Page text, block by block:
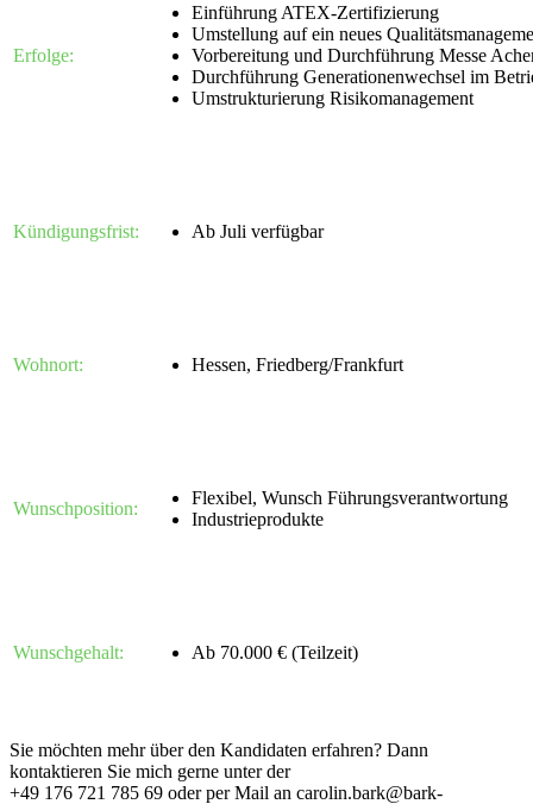
Erfolge:
Einführung ATEX-Zertifizierung
Umstellung auf ein neues
Vorbereitung und Durchführung Messe
Durchführung Generationenwechsel im
Umstrukturierung Risikomanagement
Kündigungsfrist: Ab Juli verfügbar
Wohnort: Hessen, Friedberg/Frankfurt
Wunschposition:
Flexibel, Wunsch Führungsverantwortung
Industrieprodukte
Wunschgehalt: Ab 70.000 € (Teilzeit)
Sie möchten mehr über den Kandidaten erfahren? Dann
kontaktieren Sie mich gerne unter der
+49 176 721 785 69 oder per Mail an carolin.bark@bark-